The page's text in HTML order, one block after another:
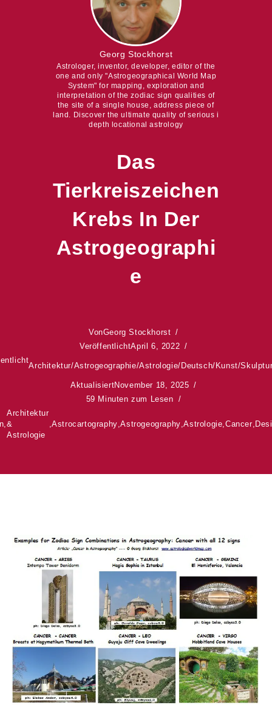
Georg Stockhorst
Astrologer, inventor, developer, editor of the
one and only "Astrogeographical World Map
System" for mapping, exploration and
interpretation of the zodiac sign qualities of
the site of a single house, address piece of
land. Discover the ultimate quality of serious i
depth locational astrology
Das
Tierkreiszeichen
Krebs In Der
Astrogeographi
E
VonGeorg Stockhorst
VeröffentlichtApril 6, 2022
Architektur/Astrogeographie/Astrologie/Deutsch/Kunst/
AktualisiertNovember 18, 2025
59 Minuten zum Lesen
Architektur
&
Astrologie
,Astrocartography ,Astrogeography ,Astrologie ,Cancer,